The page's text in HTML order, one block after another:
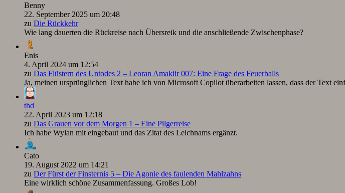
Benny
22. September 2025 um 20:48
zu Die Rückkehr
Wie lang dauerten die Rückreise nach Übersreik und die anschließende Zwischenphase?
Enis
4. April 2024 um 12:54
zu Das Flüstern des Untodes 2 – Leoran Amakiir 007: Eine Frage des Feuerballs
Ja, meinen ursprünglichen Text habe ich von Microsoft Copilot überarbeiten lassen, dass der Text
thd
22. April 2023 um 12:18
zu Das Grauen vor dem Morgen 1 – Eine Pilgerreise
Ich habe Wylan mit eingebaut und das Zitat des Leichnams ergänzt.
Cato
19. August 2022 um 14:21
zu Der Fürst der Finsternis 5 – Die Agonie des faulenden Mahlzahns
Eine wirklich schöne Zusammenfassung. Großes Lob!